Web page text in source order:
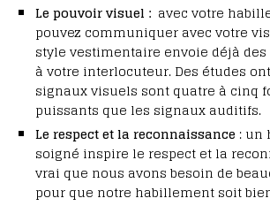
Le pouvoir visuel : avec votre
pouvez communiquer avec votre
style vestimentaire envoie déjà
à votre interlocuteur. Des études
signaux visuels sont quatre à cinq
puissants que les signaux auditifs.
Le respect et la reconnaissance : un
soigné inspire le respect et la
vrai que nous avons besoin de
pour que notre habillement soit